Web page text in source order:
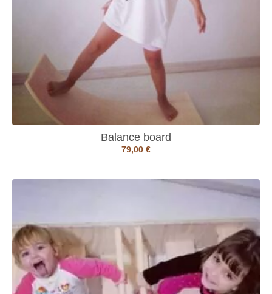
Balance board
79,00 €